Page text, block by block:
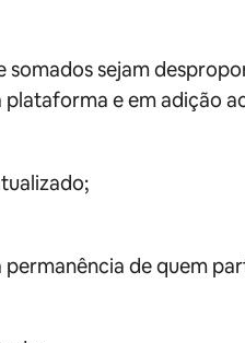
sejam
e em adição
de quem